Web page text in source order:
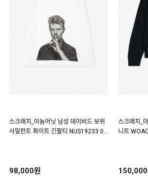
스크래치_이놈어닛 남성 데이비드 보위
사일런트 화이트 긴팔티 NUS19233 00
98,000원
스크래치_
니트
150,000